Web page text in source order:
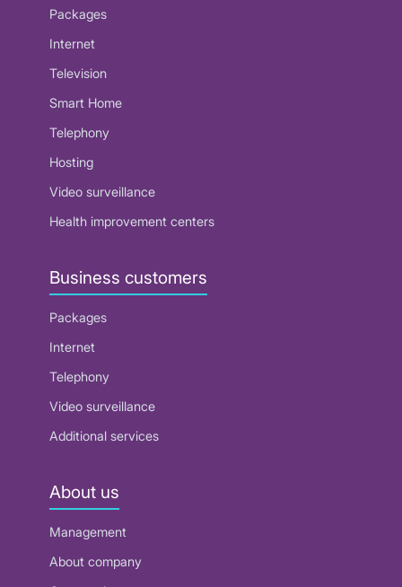
Packages
Internet
Television
Smart Home
Telephony
Hosting
Video surveillance
Health improvement centers
Business customers
Packages
Internet
Telephony
Video surveillance
Additional services
About us
Management
About company